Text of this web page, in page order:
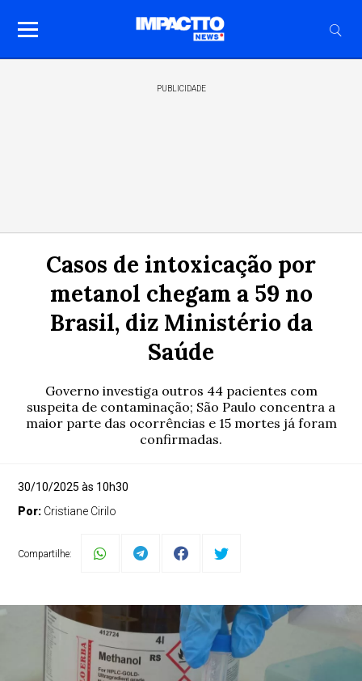
PUBLICIDADE
Casos de intoxicação por
metanol chegam a 59 no
Brasil, diz Ministério da
Saúde
Governo investiga outros 44 pacientes com
suspeita de contaminação; São Paulo concentra a
maior parte das ocorrências e 15 mortes já foram
confirmadas.
30/10/2025 às 10h30
Por: Cristiane Cirilo
Compartilhe: